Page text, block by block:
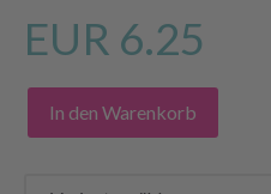
EUR 6.25
In den Warenkorb